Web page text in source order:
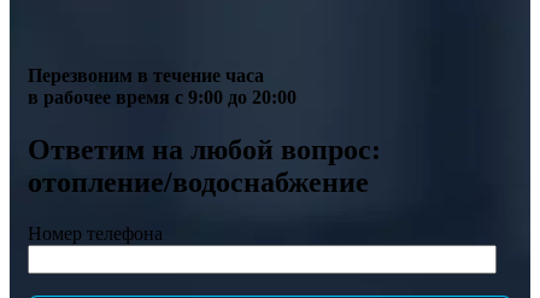
Перезвоним в течение часа
в рабочее время с 9:00 до 20:00
Ответим на любой вопрос:
отопление/водоснабжение
Номер телефона